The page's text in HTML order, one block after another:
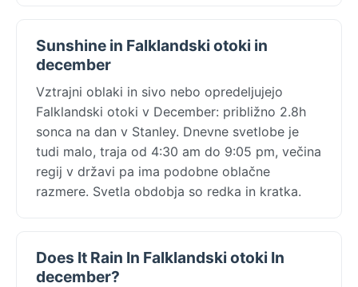
Sunshine in Falklandski otoki in
december
Vztrajni oblaki in sivo nebo opredeljujejo
Falklandski otoki v December: približno 2.8h
sonca na dan v Stanley. Dnevne svetlobe je
tudi malo, traja od 4:30 am do 9:05 pm, večina
regij v državi pa ima podobne oblačne
razmere. Svetla obdobja so redka in kratka.
Does It Rain In Falklandski otoki In
december?